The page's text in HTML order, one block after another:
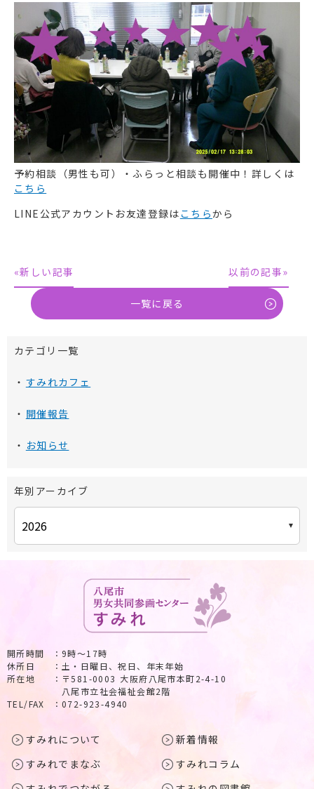
予約相談（男性も可）・ふらっと相談も開催中！詳しくは
こちら
LINE公式アカウントお友達登録は こちらから
«新しい記事 以前の記事»
一覧に戻る
カテゴリ一覧
すみれカフェ
開催報告
お知らせ
年別アーカイブ
開所時間
9時～17時
休所日
土・日曜日、祝日、年末年始
所在地
〒581-0003 大阪府八尾市本町2-4-10
八尾市立社会福祉会館2階
TEL/FAX
072-923-4940
すみれについて
すみれでまなぶ
新着情報
すみれコラム